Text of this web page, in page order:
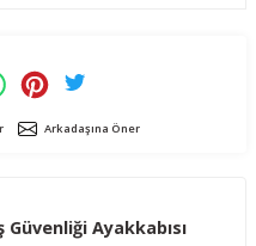
Arkadaşına Öner
Güvenliği Ayakkabısı